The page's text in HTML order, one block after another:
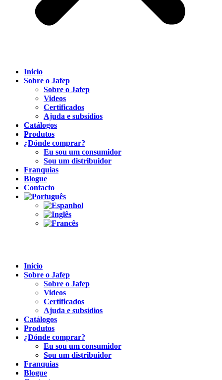
Inicio
Sobre o Jafep
Sobre o Jafep
Videos
Certificados
Ajuda e subsídios
Catálogos
Produtos
¿Dónde comprar?
Eu sou um consumidor
Sou um distribuidor
Franquias
Blogue
Contacto
Inicio
Sobre o Jafep
Sobre o Jafep
Videos
Certificados
Ajuda e subsídios
Catálogos
Produtos
¿Dónde comprar?
Eu sou um consumidor
Sou um distribuidor
Franquias
Blogue